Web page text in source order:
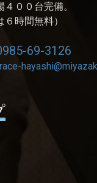
００台完備。
６時間無料）
69-3126